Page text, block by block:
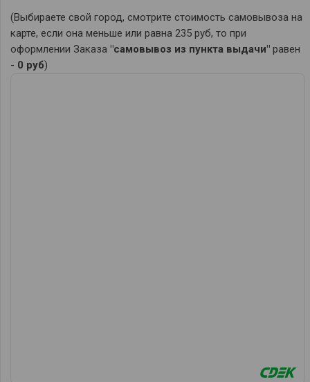
(Выбираете свой город, смотрите стоимость самовывоза на
карте, если она меньше или равна 235 руб, то при
оформлении Заказа "самовывоз из пункта выдачи" равен
- 0 руб)